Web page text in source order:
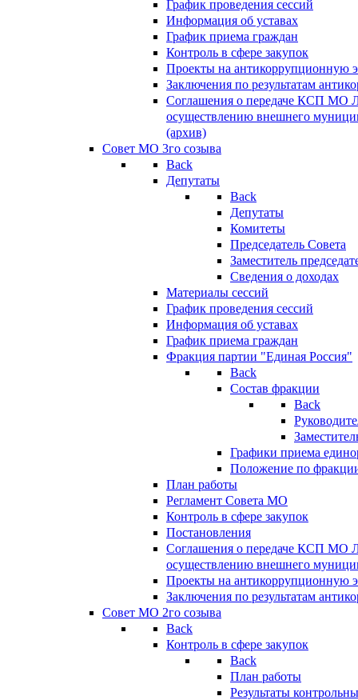
График проведения сессий
Информация об уставах
График приема граждан
Контроль в сфере закупок
Проекты на антикоррупционную
Заключения по результатам
Соглашения о передаче КСП МО
осуществлению внешнего
(архив)
Совет МО 3го созыва
Back
Депутаты
Back
Депутаты
Комитеты
Председатель Совета
Заместитель
Сведения о доходах
Материалы сессий
График проведения сессий
Информация об уставах
График приема граждан
Фракция партии "Единая Россия"
Back
Состав фракции
Back
Графики приема
Положение по
План работы
Регламент Совета МО
Контроль в сфере закупок
Постановления
Соглашения о передаче КСП МО
осуществлению внешнего
Проекты на антикоррупционную
Заключения по результатам
Совет МО 2го созыва
Back
Контроль в сфере закупок
Back
План работы
Результаты